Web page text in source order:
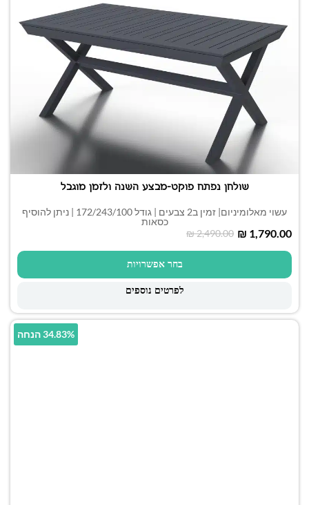
שולחן נפתח פוקט-מבצע השנה ולזמן מוגבל
עשוי מאלומיניום| זמין ב2 צבעים | גודל 172/243/100 | ניתן להוסיף
כסאות
₪2,490.00 ₪ 1,790.00
בחר אפשרויות
לפרטים נוספים
34.83% הנחה